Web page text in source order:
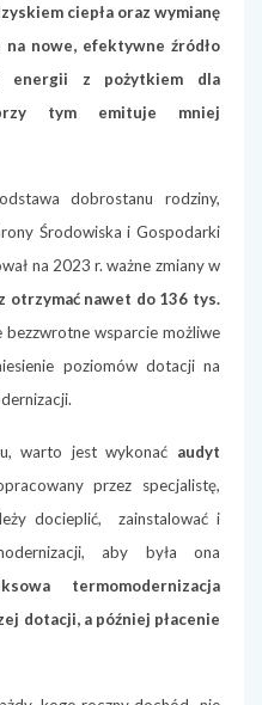
ciepła oraz wymianę
nowe, efektywne źródło
energii z pożytkiem dla
tym emituje mniej
dobrostanu rodziny,
Środowiska i Gospodarki
na 2023 r. ważne zmiany w
otrzymać nawet do 136 tys.
bezzwrotne wsparcie możliwe
poziomów dotacji na
warto jest wykonać audyt
przez specjalistę,
docieplić, zainstalować i
aby była ona
termomodernizacja
dotacji, a później płacenie